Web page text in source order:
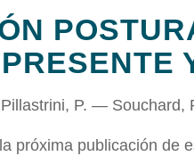
P. — Souchard,
próxima publicación de